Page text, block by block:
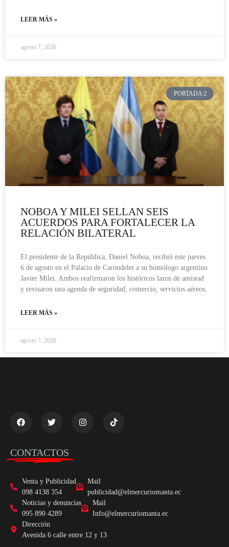
LEER MÁS »
agosto 7, 2026
PORTADA 2
NOBOA Y MILEI SELLAN SEIS
ACUERDOS PARA FORTALECER LA
RELACIÓN BILATERAL
El presidente de la República, Daniel Noboa, recibió este jueves
6 de agosto en el Palacio de Carondelet a su homólogo argentino
Javier Milei. Ambos reafirmaron los históricos lazos de amistad
y revisaron una agenda de seguridad, comercio, servicios aéreos,
LEER MÁS »
agosto 7, 2026
CONTACTOS
Venta y Publicidad
098 4138 354
Mail
publicidad@elmercuriomanta.ec
Noticias y denuncias
095 890 4289
Mail
Info@elmercuriomanta.ec
Dirección
Avenida 6 calle entre 12 y 13